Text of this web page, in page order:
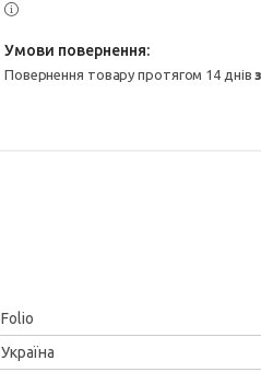
повернення товару протягом 14 днів
Folio
Україна